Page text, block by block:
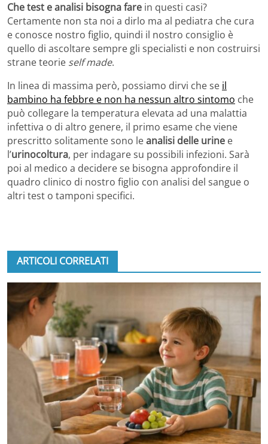
Che test e analisi bisogna fare in questi casi?
Certamente non sta noi a dirlo ma al pediatra che cura
e conosce nostro figlio, quindi il nostro consiglio è
quello di ascoltare sempre gli specialisti e non costruirsi
strane teorie self made.
In linea di massima però, possiamo dirvi che se il
bambino ha febbre e non ha nessun altro sintomo che
può collegare la temperatura elevata ad una malattia
infettiva o di altro genere, il primo esame che viene
prescritto solitamente sono leanalisi delle urine e
l’urinocoltura, per indagare su possibili infezioni. Sarà
poi al medico a decidere se bisogna approfondire il
quadro clinico di nostro figlio con analisi del sangue o
altri test o tamponi specifici.
ARTICOLI CORRELATI